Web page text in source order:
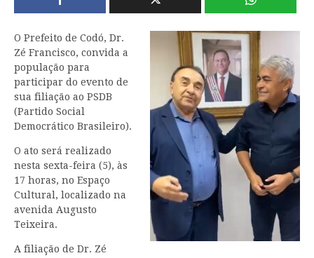
O Prefeito de Codó, Dr.
Zé Francisco, convida a
população para
participar do evento de
sua filiação ao PSDB
(Partido Social
Democrático Brasileiro).
O ato será realizado
nesta sexta-feira (5), às
17 horas, no Espaço
Cultural, localizado na
avenida Augusto
Teixeira.
A filiação de Dr. Zé